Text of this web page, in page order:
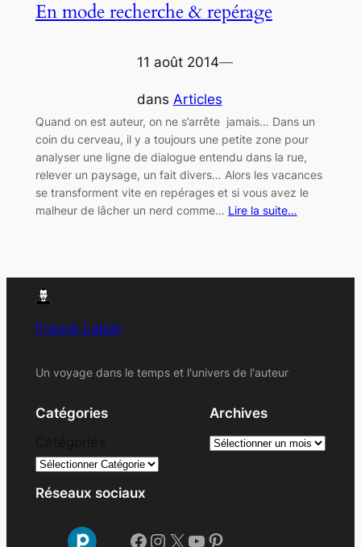
En mode recherche & repérage
11 août 2014—
dans Articles
Quand on est auteur, on ne s’arrête jamais… Dans un
coin du cerveau, il y a toujours une petite zone pour
analyser une ligne de dialogue entendu dans la rue,
relever un paysage, un fait divers… Alors les vacances
se transforment vite en repérages et si vous avez le
malheur de lâcher un nerd comme… Lire la suite…
Franck Labat
Un voyage dans le temps et l'univers de l'auteur
Catégories
Archives
A
Réseaux sociaux
Facebook Instagram X YouTube Pinterest